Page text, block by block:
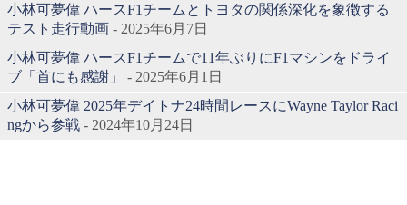
小林可夢偉 ハースF1チームとトヨタの関係深化を象徴する
テスト走行動画 - 2025年6月7日
小林可夢偉 ハースF1チームで11年ぶりにF1マシンをドライ
ブ「首にも感謝」
- 2025年6月1日
小林可夢偉 2025年デイトナ24時間レースにWayne Taylor Raci
ngから参戦 - 2024年10月24日